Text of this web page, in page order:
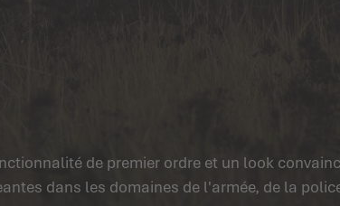
de premier ordre et un look
dans les domaines de l'armée, de la